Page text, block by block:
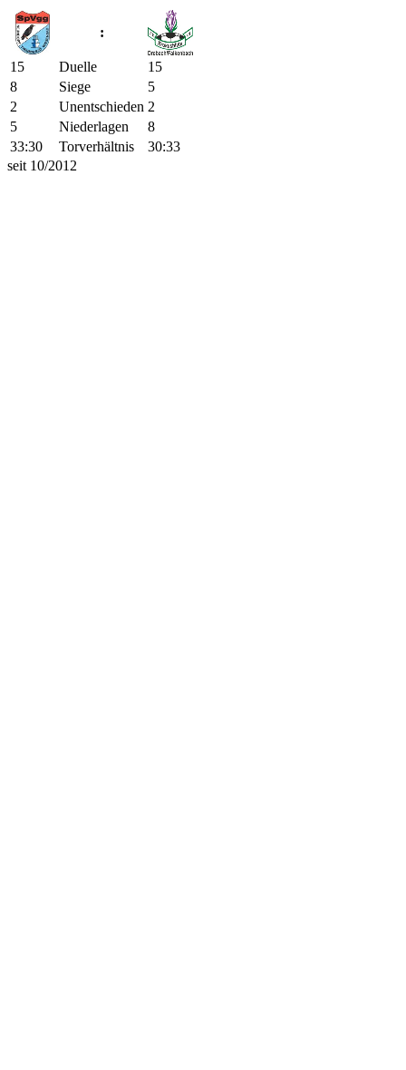
:
15 Duelle
15
8
Siege
5
2
Unentschieden 2
5
Niederlagen
8
33:30
Torverhältnis
30:33
seit 10/2012